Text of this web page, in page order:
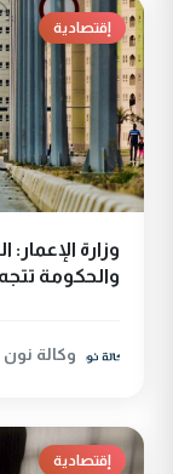
إقتصادية
وزارة
والحكومة
وكالة نون
إقتصادية